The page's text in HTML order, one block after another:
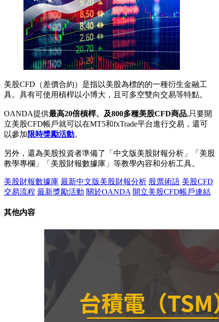
美股CFD（差價合約）是指以美股為標的的一種衍生金融工
具。具有可使用槓桿以小博大，且可多空雙向交易等特點。
OANDA提供最高20倍槓桿、及800多種美股CFD商品,只要開
立美股CFD帳戶就可以在MT5和fxTrade平台進行交易，還可
以參加限時獎勵活動。
另外，還為美股投資者準備了「中文版美股財報分析」「美股
教學專欄」「美股財報數據庫」等教學內容和分析工具。
美股財報數據庫 最新中文版美股財報分析 股票術語 美股CFD
交易流程 最新獎勵活動 關於OANDA 開立美股CFD帳戶連結
其他内容